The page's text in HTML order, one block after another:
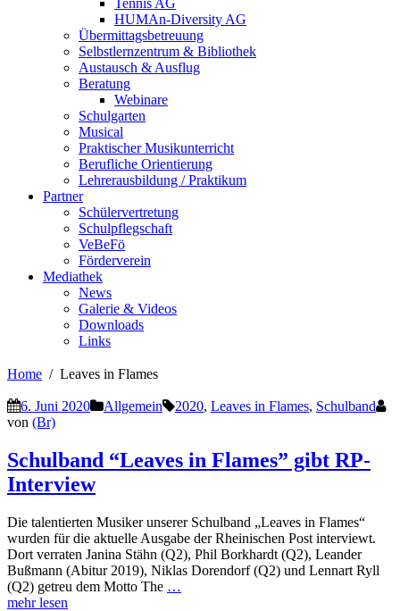
Tennis AG
HUMAn-Diversity AG
Übermittagsbetreuung
Selbstlernzentrum & Bibliothek
Austausch & Ausflug
Beratung
Webinare
Schulgarten
Musical
Praktischer Musikunterricht
Berufliche Orientierung
Lehrerausbildung / Praktikum
Partner
Schülervertretung
Schulpflegschaft
VeBeFö
Förderverein
Mediathek
News
Galerie & Videos
Downloads
Links
Home Leaves in Flames
6. Juni 2020 Allgemein 2020, Leaves in Flames, Schulband
von (Br)
Schulband “Leaves in Flames” gibt RP-
Interview
Die talentierten Musiker unserer Schulband „Leaves in Flames“
wurden für die aktuelle Ausgabe der Rheinischen Post interviewt.
Dort verraten Janina Stähn (Q2), Phil Borkhardt (Q2), Leander
Bußmann (Abitur 2019), Niklas Dorendorf (Q2) und Lennart Ryll
(Q2) getreu dem Motto The …
mehr lesen